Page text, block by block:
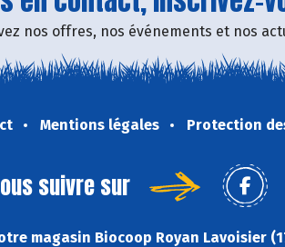
nos offres, nos événements et nos
Mentions légales Protection
suivre sur
magasin Biocoop Royan Lavoisier